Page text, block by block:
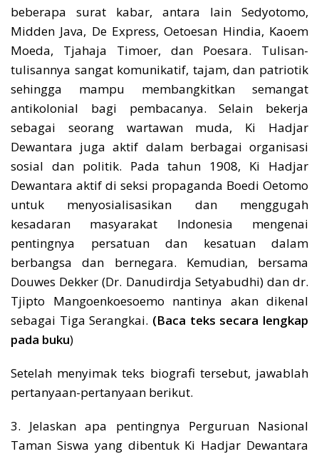
beberapa surat kabar, antara lain Sedyotomo,
Midden Java, De Express, Oetoesan Hindia, Kaoem
Moeda, Tjahaja Timoer, dan Poesara. Tulisan-
tulisannya sangat komunikatif, tajam, dan patriotik
sehingga mampu membangkitkan semangat
antikolonial bagi pembacanya. Selain bekerja
sebagai seorang wartawan muda, Ki Hadjar
Dewantara juga aktif dalam berbagai organisasi
sosial dan politik. Pada tahun 1908, Ki Hadjar
Dewantara aktif di seksi propaganda Boedi Oetomo
untuk menyosialisasikan dan menggugah
kesadaran masyarakat Indonesia mengenai
pentingnya persatuan dan kesatuan dalam
berbangsa dan bernegara. Kemudian, bersama
Douwes Dekker (Dr. Danudirdja Setyabudhi) dan dr.
Tjipto Mangoenkoesoemo nantinya akan dikenal
sebagai Tiga Serangkai. (Baca teks secara lengkap
pada buku)
Setelah menyimak teks biografi tersebut, jawablah
pertanyaan-pertanyaan berikut.
3. Jelaskan apa pentingnya Perguruan Nasional
Taman Siswa yang dibentuk Ki Hadjar Dewantara